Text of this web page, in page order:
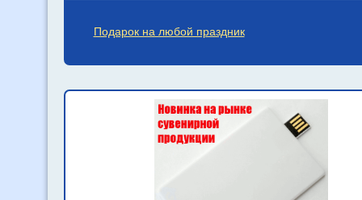
Подарок на любой праздник